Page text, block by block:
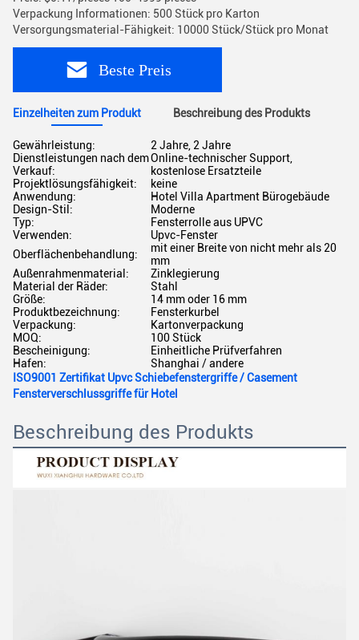
Verpackung Informationen: 500 Stück pro Karton
Versorgungsmaterial-Fähigkeit: 10000 Stück/Stück pro Monat
Beste Preis
Einzelheiten zum Produkt Beschreibung des Produkts
Gewährleistung:
2 Jahre, 2 Jahre
Dienstleistungen nach dem
Verkauf:
Online-technischer Support,
kostenlose Ersatzteile
Projektlösungsfähigkeit:
keine
Anwendung:
Hotel Villa Apartment Bürogebäude
Design-Stil:
Moderne
Typ:
Fensterrolle aus UPVC
Verwenden:
Upvc-Fenster
Oberflächenbehandlung:
mit einer Breite von nicht mehr als 20
mm
Außenrahmenmaterial:
Zinklegierung
Material der Räder:
Stahl
Größe:
14 mm oder 16 mm
Produktbezeichnung:
Fensterkurbel
Verpackung:
Kartonverpackung
MOQ:
100 Stück
Bescheinigung:
Einheitliche Prüfverfahren
Hafen:
Shanghai / andere
ISO9001 Zertifikat Upvc Schiebefenstergriffe / Casement
Fensterverschlussgriffe für Hotel
Beschreibung des Produkts